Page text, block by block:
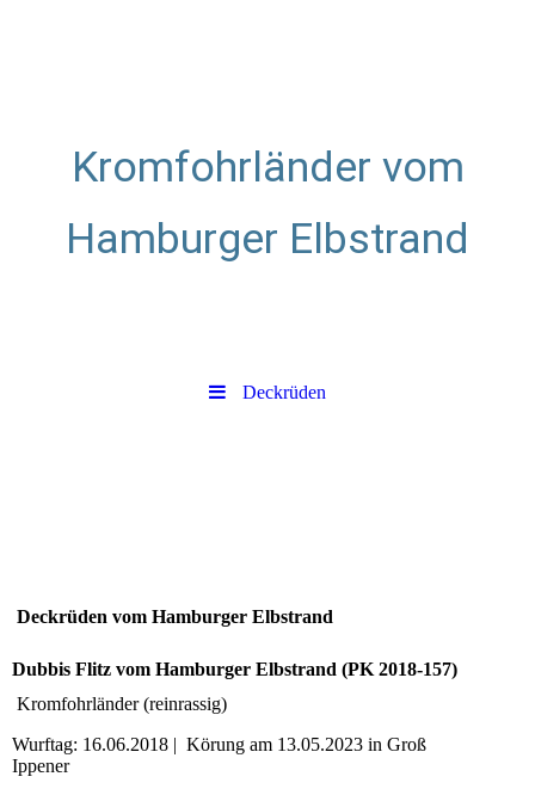
Kromfohrländer vom
Hamburger Elbstrand
Deckrüden
Deckrüden vom Hamburger Elbstrand
Dubbis Flitz vom Hamburger Elbstrand (PK 2018-157)
Kromfohrländer (reinrassig)
Wurftag: 16.06.2018 | Körung am 13.05.2023 in Groß
Ippener